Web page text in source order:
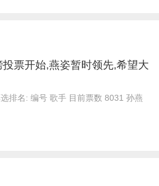
票开始,燕姿暂时领先,希望大
排名: 编号 歌手 目前票数 8031 孙燕